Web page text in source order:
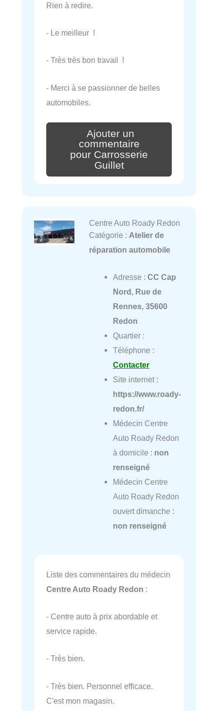
Rien à redire.
- Le meilleur !
- Très très bon travail !
- Merci à se passionner de belles
automobiles.
Ajouter un
commentaire
pour Carrosserie
Guillet
Centre Auto Roady Redon
Catégorie : Atelier de
réparation automobile
Adresse : CC Cap
Nord, Rue de
Rennes, 35600
Redon
Quartier :
Téléphone :
Contacter
Site internet :
https://www.roady-
redon.fr/
Médecin Centre
Auto Roady Redon
à domicile : non
renseigné
Médecin Centre
Auto Roady Redon
ouvert dimanche :
non renseigné
Liste des commentaires du médecin
Centre Auto Roady Redon :
- Centre auto à prix abordable et
service rapide.
- Très bien.
- Très bien. Personnel efficace.
C'est mon magasin.